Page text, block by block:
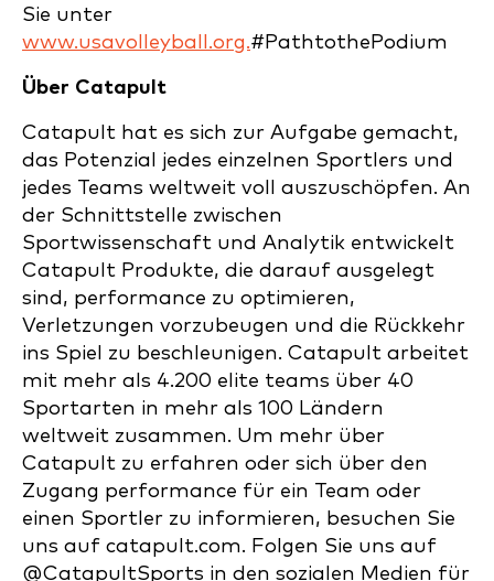
Sie unter
www.usavolleyball.org.#PathtothePodium
Über Catapult
Catapult hat es sich zur Aufgabe gemacht,
das Potenzial jedes einzelnen Sportlers und
jedes Teams weltweit voll auszuschöpfen. An
der Schnittstelle zwischen
Sportwissenschaft und Analytik entwickelt
Catapult Produkte, die darauf ausgelegt
sind, performance zu optimieren,
Verletzungen vorzubeugen und die Rückkehr
ins Spiel zu beschleunigen. Catapult arbeitet
mit mehr als 4.200 elite teams über 40
Sportarten in mehr als 100 Ländern
weltweit zusammen. Um mehr über
Catapult zu erfahren oder sich über den
Zugang performance für ein Team oder
einen Sportler zu informieren, besuchen Sie
uns auf catapult.com. Folgen Sie uns auf
@CatapultSports in den sozialen Medien für